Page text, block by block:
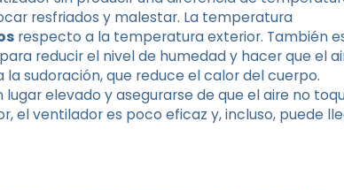
resfriados y malestar. La temperatura
respecto a la temperatura exterior. También
reducir el nivel de humedad y hacer que el
sudoración, que reduce el calor del cuerpo.
elevado y asegurarse de que el aire no
el ventilador es poco eficaz y, incluso, puede